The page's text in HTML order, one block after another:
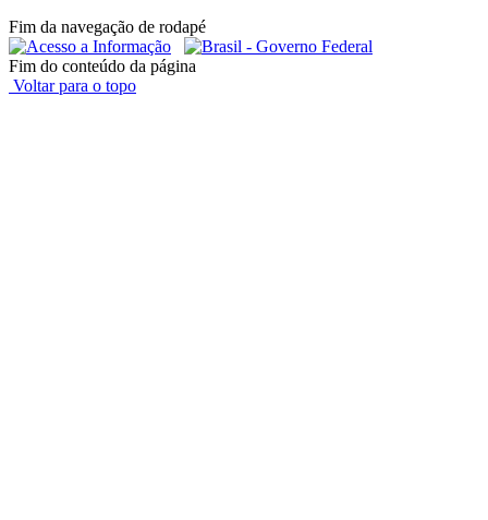
Fim da navegação de rodapé
Fim do conteúdo da página
Voltar para o topo